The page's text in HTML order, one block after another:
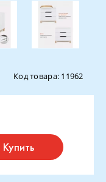
Код товара: 11962
Купить